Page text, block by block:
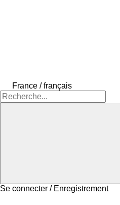
France / français
Se connecter / Enregistrement